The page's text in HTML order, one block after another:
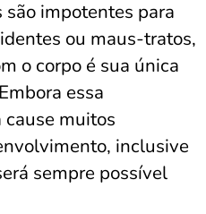
impotentes para
ou maus-tratos,
o corpo é sua única
essa
cause muitos
inclusive
sempre possível